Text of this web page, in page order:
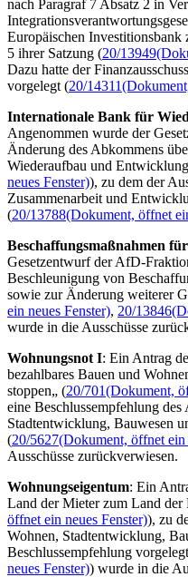
nach Paragraf 7 Absatz 2 in
Europäischen
5 ihrer Satzung (20/13949
Dazu hatte der
vorgelegt (20/14311
Internationale Bank für
Angenommen wurde der
Änderung des Abkommens
Wiederaufbau und
neues Fenster)), zu dem der
Zusammenarbeit und
(20/13788(Dokument, öffnet
Beschaffungsmaßnahmen
Gesetzentwurf der AfD-
Beschleunigung von
sowie zur Änderung weiterer
ein neues Fenster), 20/13846
wurde in die Ausschüsse
Wohnungsnot I: Ein Antrag
bezahlbares Bauen und
stoppen„ (20/701(Dokument,
eine Beschlussempfehlung des
Stadtentwicklung, Bauwesen
(20/5627(Dokument, öffnet ein
Ausschüsse zurückverwiesen.
Wohnungseigentum: Ein
Land der Mieter zum Land der
öffnet ein neues Fenster)), zu
Wohnen, Stadtentwicklung,
Beschlussempfehlung
neues Fenster)) wurde in die